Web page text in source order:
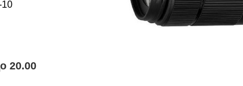
10
20.00